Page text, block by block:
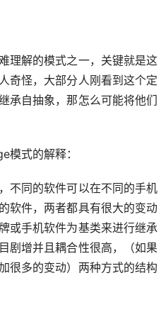
理解的模式之一，关键就是这
奇怪，大部分人刚看到这个定
承自抽象，那怎么可能将他们
模式的解释：
不同的软件可以在不同的手机
软件，两者都具有很大的变动
或手机软件为基类来进行继承
剧增并且耦合性很高，（如果
很多的变动）两种方式的结构